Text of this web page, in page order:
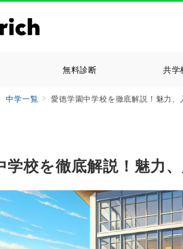
無料診断 共学
中学一覧 愛徳学園中学校を徹底解説！魅力
学校を徹底解説！魅力